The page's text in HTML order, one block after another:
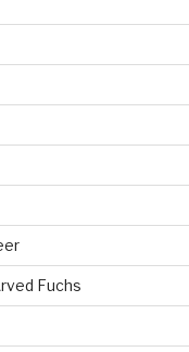
Fuchs